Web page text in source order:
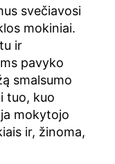
svečiavosi
mokiniai.
ir
pavyko
smalsumo
tuo, kuo
mokytojo
ir, žinoma,